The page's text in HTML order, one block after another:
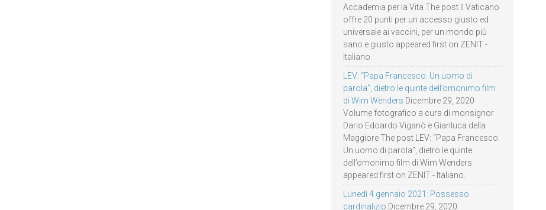
Accademia per la Vita The post Il Vaticano
offre 20 punti per un accesso giusto ed
universale ai vaccini, per un mondo più
sano e giusto appeared first on ZENIT -
Italiano.
LEV: “Papa Francesco. Un uomo di
parola”, dietro le quinte dell’omonimo film
di Wim Wenders Dicembre 29, 2020
Volume fotografico a cura di monsignor
Dario Edoardo Viganò e Gianluca della
Maggiore The post LEV: “Papa Francesco.
Un uomo di parola”, dietro le quinte
dell’omonimo film di Wim Wenders
appeared first on ZENIT - Italiano.
Lunedì 4 gennaio 2021: Possesso
cardinalizio Dicembre 29, 2020